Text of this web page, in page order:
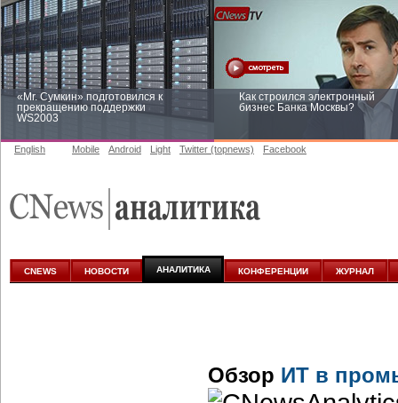
«Mr. Сумкин» подготовился к
прекращению поддержки
WS2003
Как строился электронный
бизнес Банка Москвы?
аналитике
English Mobile Android Light Twitter (topnews) Facebook
CNEWS НОВОСТИ АНАЛИТИКА КОНФЕРЕНЦИИ ЖУРНАЛ
Обзор ИТ в